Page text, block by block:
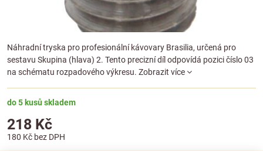
Náhradní tryska pro profesionální kávovary Brasilia, určená pro
sestavu Skupina (hlava) 2. Tento precizní díl odpovídá pozici číslo 03
na schématu rozpadového výkresu. Zobrazit více
do 5 kusů skladem
218 Kč
180 Kč bez DPH